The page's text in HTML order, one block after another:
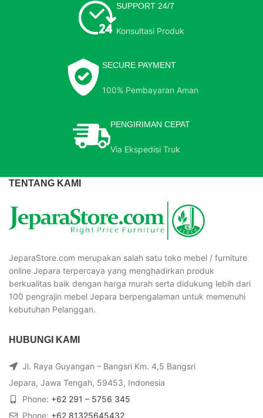
SUPPORT 24/7
Konsultasi Produk
SECURE PAYMENT
100% Pembayaran Aman
PENGIRIMAN CEPAT
Via Ekspedisi Truk
TENTANG KAMI
JeparaStore.com merupakan salah satu toko mebel / furniture
online Jepara terpercaya yang menghadirkan produk
berkualitas baik dengan harga murah serta didukung lebih dari
100 pengrajin mebel Jepara berpengalaman untuk memenuhi
kebutuhan Pelanggan.
HUBUNGI KAMI
Jl. Raya Guyangan – Bangsri Km. 4,5 Bangsri
Jepara, Jawa Tengah, 59453, Indonesia
Phone: +62 291 – 5756 345
Phone: +62 81325645432